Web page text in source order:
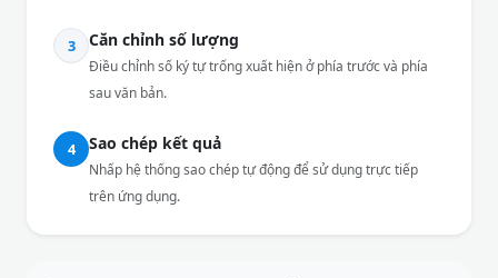
3 Căn chỉnh số lượng
Điều chỉnh số ký tự trống xuất hiện ở phía trước và phía
sau văn bản.
4 Sao chép kết quả
Nhấp hệ thống sao chép tự động để sử dụng trực tiếp
trên ứng dụng.